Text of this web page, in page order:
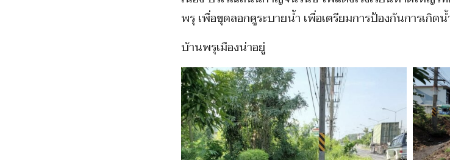
พรุ เพื่อขุดลอกคูระบายน้ำ เพื่อเตรียมการป้องกันการเกิด
บ้านพรุเมืองน่าอยู่